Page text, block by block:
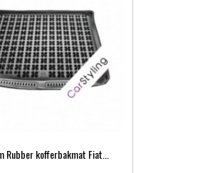
Rubber kofferbakmat Fiat...